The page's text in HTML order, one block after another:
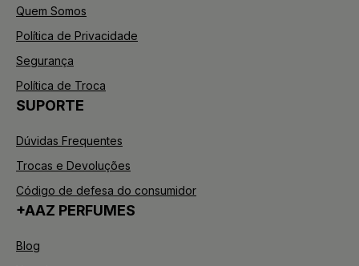
Quem Somos
Política de Privacidade
Segurança
Política de Troca
SUPORTE
Dúvidas Frequentes
Trocas e Devoluções
Código de defesa do consumidor
+AAZ PERFUMES
Blog